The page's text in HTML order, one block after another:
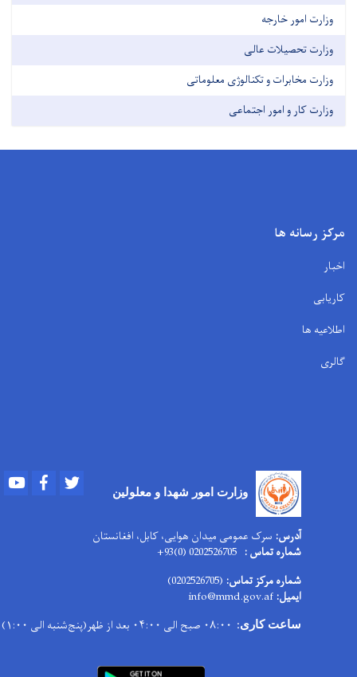
وزارت امور خارجه
وزارت تحصیلات عالی
وزارت مخابرات و تکنالوژی معلوماتی
وزارت کار و امور اجتماعی
مرکز رسانه ها
اخبار
کاریابی
اطلاعیه ها
گالری
وزارت امور شهدا و معلولین
Youtube Facebook
آدرس: سرک عمومی میدان هوایی، کابل، افغانستان
شماره تماس :
شماره مرکز تماس: (0202526705)
ایمیل:
ساعت کاری: